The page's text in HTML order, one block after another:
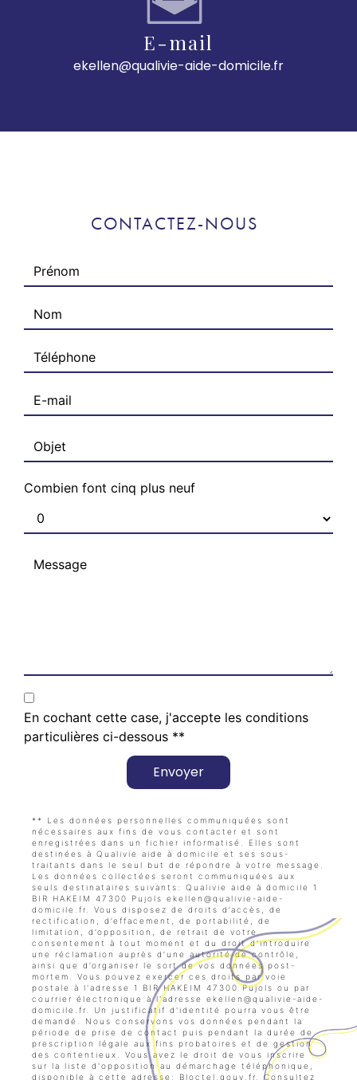
E-mail
ekellen@qualivie-aide-domicile.fr
CONTACTEZ-NOUS
Combien font cinq plus neuf
En cochant cette case, j'accepte les conditions
particulières ci-dessous **
Envoyer
** Les données personnelles communiquées sont
nécessaires aux fins de vous contacter et sont
enregistrées dans un fichier informatisé. Elles sont
destinées à Qualivie aide à domicile et ses sous-
traitants dans le seul but de répondre à votre message.
Les données collectées seront communiquées aux
seuls destinataires suivants: Qualivie aide à domicile 1
BIR HAKEIM 47300 Pujols ekellen@qualivie-aide-
domicile.fr. Vous disposez de droits d’accès, de
rectification, d’effacement, de portabilité, de
limitation, d’opposition, de retrait de votre
consentement à tout moment et du droit d’introduire
une réclamation auprès d’une autorité de contrôle,
ainsi que d’organiser le sort de vos données post-
mortem. Vous pouvez exercer ces droits par voie
postale à l'adresse 1 BIR HAKEIM 47300 Pujols ou par
courrier électronique à l'adresse ekellen@qualivie-aide-
domicile.fr. Un justificatif d'identité pourra vous être
demandé. Nous conservons vos données pendant la
période de prise de contact puis pendant la durée de
prescription légale aux fins probatoires et de gestion
des contentieux. Vous avez le droit de vous inscrire
sur la liste d'opposition au démarchage téléphonique,
disponible à cette adresse: Bloctel.gouv.fr . Consultez